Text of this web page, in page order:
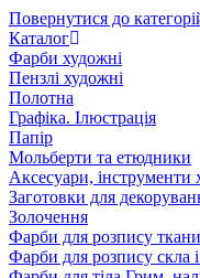
Повернутися до
Каталог
Фарби художні
Пензлі художні
Полотна
Графіка. Ілюстрація
Папір
Мольберти та етюдники
Аксесуари, інструменти
Заготовки для
Золочення
Фарби для розпису
Фарби для розпису скла